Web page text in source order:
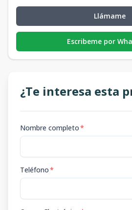
Llámame
Escribeme por
¿Te interesa esta
Nombre completo*
Teléfono*